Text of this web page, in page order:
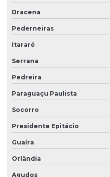
Limpeza profissional de vidros
Limpeza terceirizada
Limpeza de vidro predial
Limpeza de vidros em altura
Limpeza de vidros em altura valor
Limpeza de vidros empresa
Limpeza de vidros externos
Limpeza de vidros e fachadas
Limpeza de vidros preço
Dracena
Pederneiras
Itararé
Serrana
Pedreira
Paraguaçu Paulista
Socorro
Presidente Epitácio
Guaíra
Orlândia
Agudos